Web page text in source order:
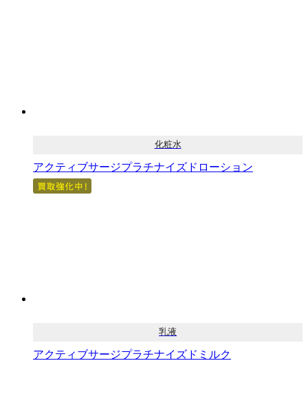
化粧水
アクティブサージプラチナイズドローション
乳液
アクティブサージプラチナイズドミルク